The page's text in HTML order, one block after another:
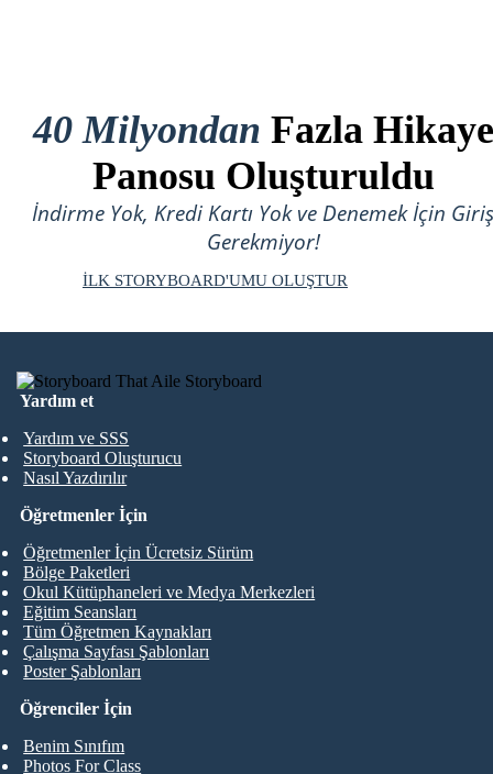
40 Milyondan Fazla Hikaye
Panosu Oluşturuldu
İndirme Yok, Kredi Kartı Yok ve Denemek İçin Giriş
Gerekmiyor!
İLK STORYBOARD'UMU OLUŞTUR
Yardım et
Yardım ve SSS
Storyboard Oluşturucu
Nasıl Yazdırılır
Öğrenciler İçin
Benim Sınıfım
Photos For Class
Öğretmenler İçin
Öğretmenler İçin Ücretsiz Sürüm
Bölge Paketleri
Okul Kütüphaneleri ve Medya Merkezleri
Eğitim Seansları
Tüm Öğretmen Kaynakları
Çalışma Sayfası Şablonları
Poster Şablonları